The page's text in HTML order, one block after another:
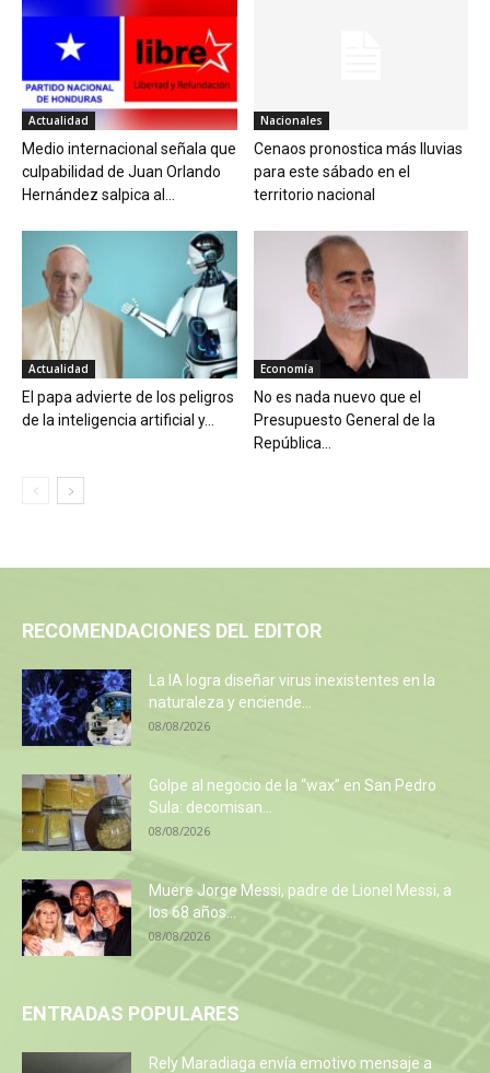
Actualidad
Medio internacional señala que
culpabilidad de Juan Orlando
Hernández salpica al...
Nacionales
Cenaos pronostica más lluvias
para este sábado en el
territorio nacional
Actualidad
El papa advierte de los peligros
de la inteligencia artificial y...
Economía
No es nada nuevo que el
Presupuesto General de la
República...
RECOMENDACIONES DEL EDITOR
La IA logra diseñar virus inexistentes en la
naturaleza y enciende...
08/08/2026
Golpe al negocio de la “wax” en San Pedro
Sula: decomisan...
08/08/2026
Muere Jorge Messi, padre de Lionel Messi, a
los 68 años...
08/08/2026
ENTRADAS POPULARES
Rely Maradiaga envía emotivo mensaje a